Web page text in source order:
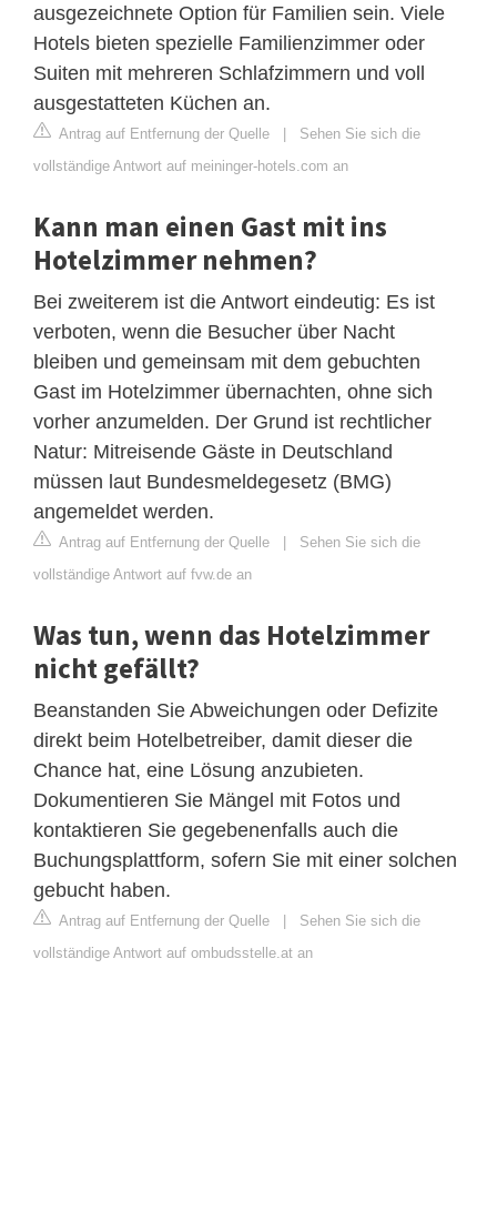
ausgezeichnete Option für Familien sein. Viele
Hotels bieten spezielle Familienzimmer oder
Suiten mit mehreren Schlafzimmern und voll
ausgestatteten Küchen an.
Antrag auf Entfernung der Quelle | Sehen Sie sich die
vollständige Antwort auf meininger-hotels.com an
Kann man einen Gast mit ins
Hotelzimmer nehmen?
Bei zweiterem ist die Antwort eindeutig: Es ist
verboten, wenn die Besucher über Nacht
bleiben und gemeinsam mit dem gebuchten
Gast im Hotelzimmer übernachten, ohne sich
vorher anzumelden. Der Grund ist rechtlicher
Natur: Mitreisende Gäste in Deutschland
müssen laut Bundesmeldegesetz (BMG)
angemeldet werden.
Antrag auf Entfernung der Quelle | Sehen Sie sich die
vollständige Antwort auf fvw.de an
Was tun, wenn das Hotelzimmer
nicht gefällt?
Beanstanden Sie Abweichungen oder Defizite
direkt beim Hotelbetreiber, damit dieser die
Chance hat, eine Lösung anzubieten.
Dokumentieren Sie Mängel mit Fotos und
kontaktieren Sie gegebenenfalls auch die
Buchungsplattform, sofern Sie mit einer solchen
gebucht haben.
Antrag auf Entfernung der Quelle | Sehen Sie sich die
vollständige Antwort auf ombudsstelle.at an